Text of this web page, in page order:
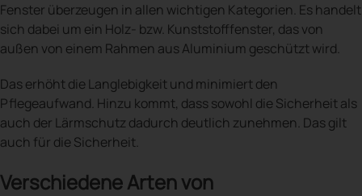
Fenster überzeugen in allen wichtigen Kategorien. Es handelt
sich dabei um ein Holz- bzw. Kunststofffenster, das von
außen von einem Rahmen aus Aluminium geschützt wird.
Das erhöht die Langlebigkeit und minimiert den
Pflegeaufwand. Hinzu kommt, dass sowohl die Sicherheit als
auch der Lärmschutz dadurch deutlich zunehmen. Das gilt
auch für die Sicherheit.
Verschiedene Arten von